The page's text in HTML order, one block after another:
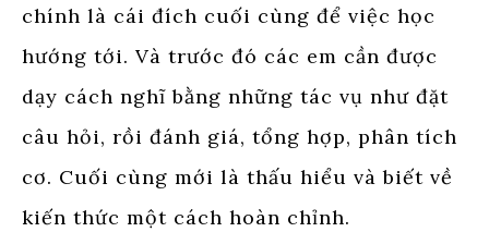
chính là cái đích cuối cùng để việc học
hướng tới. Và trước đó các em cần được
dạy cách nghĩ bằng những tác vụ như đặt
câu hỏi, rồi đánh giá, tổng hợp, phân tích
cơ. Cuối cùng mới là thấu hiểu và biết về
kiến thức một cách hoàn chỉnh.